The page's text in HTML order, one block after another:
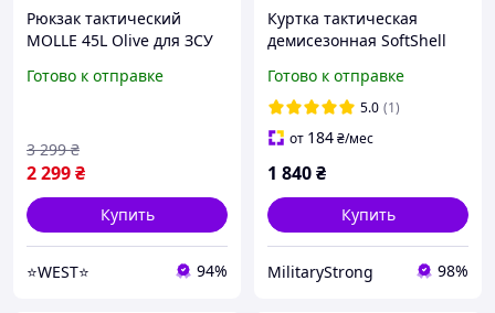
Рюкзак тактический
MOLLE 45L Olive для ЗСУ
покрытием Олива Хаки
Готово к отправке
2 299₴
3 299 ₴
Купить
⭐️WEST⭐️ 94%
Куртка тактическая
демисезонная SoftShell
для шевронов
Готово к отправке
5.0 (1)
от 184₴/мес
1 840₴
Купить
MilitaryStrong 98%